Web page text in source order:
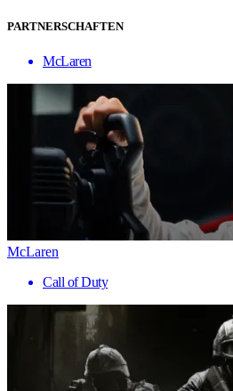
PARTNERSCHAFTEN
McLaren
McLaren
Call of Duty